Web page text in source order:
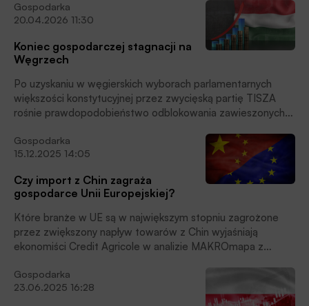
i zobowiązań w obcych walutach), która zgodnie z danymi
NBP przekroczyła w marcu 2026 roku 160%, osiągając tym
samym najwyższy poziom od 1999 roku. W poniższej
analizie przedstawiamy oczekiwane tendencje w zakresie
kształtowania się depozytów i kredytów w najbliższych
kwartałach, piszą w najnowszym wydaniu MAKROmapy
analitycy Credit Agricole.
Gospodarka
20.04.2026 11:30
Koniec gospodarczej stagnacji na
Węgrzech
Po uzyskaniu w węgierskich wyborach parlamentarnych
większości konstytucyjnej przez zwycięską partię TISZA
rośnie prawdopodobieństwo odblokowania zawieszonych
Instrumentu na rzecz Odbudowy i Zwiększania Odporności
(RRF), czytamy w najnowszym wydaniu Tygodnika
ekonomicznego Credit Agricole MAKROmapa.
Gospodarka
15.12.2025 14:05
Czy import z Chin zagraża
gospodarce Unii Europejskiej?
Które branże w UE są w największym stopniu zagrożone
przez zwiększony napływ towarów z Chin wyjaśniają
ekonomiści Credit Agricole w analizie MAKROmapa z
Gospodarka
23.06.2025 16:28